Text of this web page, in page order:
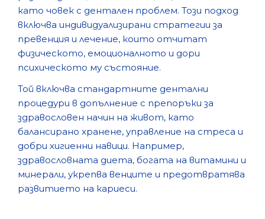
като човек с дентален проблем. Този подход
включва индивидуализирани стратегии за
превенция и лечение, които отчитат
физическото, емоционалното и дори
психическото му състояние.
Той включва стандартните дентални
процедури в допълнение с препоръки за
здравословен начин на живот, като
балансирано хранене, управление на стреса и
добри хигиенни навици. Например,
здравословната диета, богата на витамини и
минерали, укрепва венците и предотвратява
развитието на кариеси.